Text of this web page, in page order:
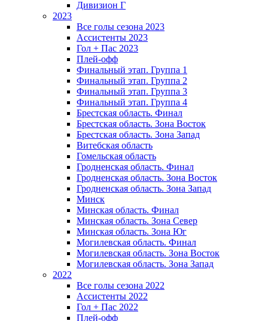
Дивизион Г
2023
Все голы сезона 2023
Ассистенты 2023
Гол + Пас 2023
Плей-офф
Финальный этап. Группа 1
Финальный этап. Группа 2
Финальный этап. Группа 3
Финальный этап. Группа 4
Брестская область. Финал
Брестская область. Зона Восток
Брестская область. Зона Запад
Витебская область
Гомельская область
Гродненская область. Финал
Гродненская область. Зона Восток
Гродненская область. Зона Запад
Минск
Минская область. Финал
Минская область. Зона Север
Минская область. Зона Юг
Могилевская область. Финал
Могилевская область. Зона Восток
Могилевская область. Зона Запад
2022
Все голы сезона 2022
Ассистенты 2022
Гол + Пас 2022
Плей-офф